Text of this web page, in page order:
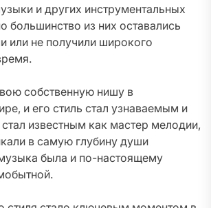
и других инструментальных
большинство из них оставались
или не получили широкого
собственную нишу в
и его стиль стал узнаваемым и
известным как мастер мелодии,
в самую глубину души
была и по-настоящему